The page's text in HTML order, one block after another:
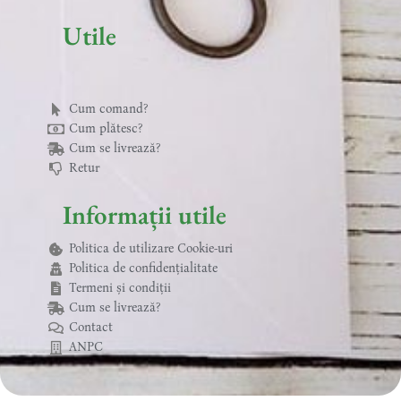
Utile
Cum comand?
Cum plătesc?
Cum se livrează?
Retur
Informații utile
Politica de utilizare Cookie-uri
Politica de confidențialitate
Termeni și condiții
Cum se livrează?
Contact
ANPC